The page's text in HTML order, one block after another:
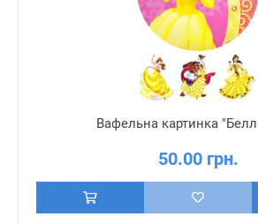
Вафельна картинка
50.00 грн.